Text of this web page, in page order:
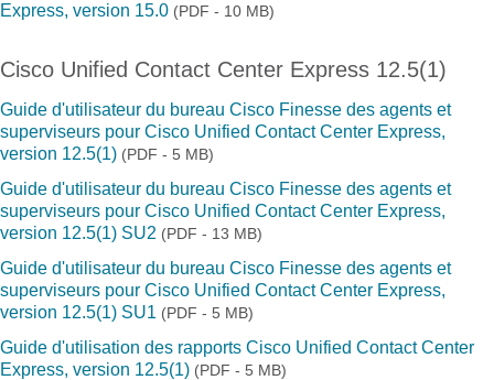
Express, version 15.0 (PDF - 10 MB)
Cisco Unified Contact Center Express 12.5(1)
Guide d'utilisateur du bureau Cisco Finesse des agents et
superviseurs pour Cisco Unified Contact Center Express,
version 12.5(1) (PDF - 5 MB)
Guide d'utilisateur du bureau Cisco Finesse des agents et
superviseurs pour Cisco Unified Contact Center Express,
version 12.5(1) SU2 (PDF - 13 MB)
Guide d'utilisateur du bureau Cisco Finesse des agents et
superviseurs pour Cisco Unified Contact Center Express,
version 12.5(1) SU1 (PDF - 5 MB)
Guide d'utilisation des rapports Cisco Unified Contact Center
Express, version 12.5(1) (PDF - 5 MB)